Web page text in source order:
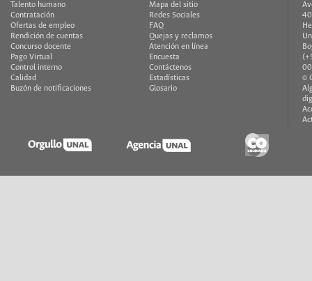
Talento humano
Contratación
Ofertas de empleo
Rendición de cuentas
Concurso docente
Pago Virtual
Control interno
Calidad
Buzón de notificaciones
Mapa del sitio
Redes Sociales
FAQ
Quejas y reclamos
Atención en línea
Encuesta
Contáctenos
Estadísticas
Glosario
©